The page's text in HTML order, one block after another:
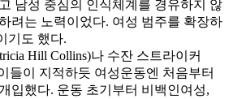
남성 중심의 인식체계를 경유하지 않
려는 노력이었다. 여성 범주를 확장하
기도 했다.
Hill Collins)나 수잔 스트라이커
들이 지적하듯 여성운동엔 처음부터
입했다. 운동 초기부터 비백인여성,